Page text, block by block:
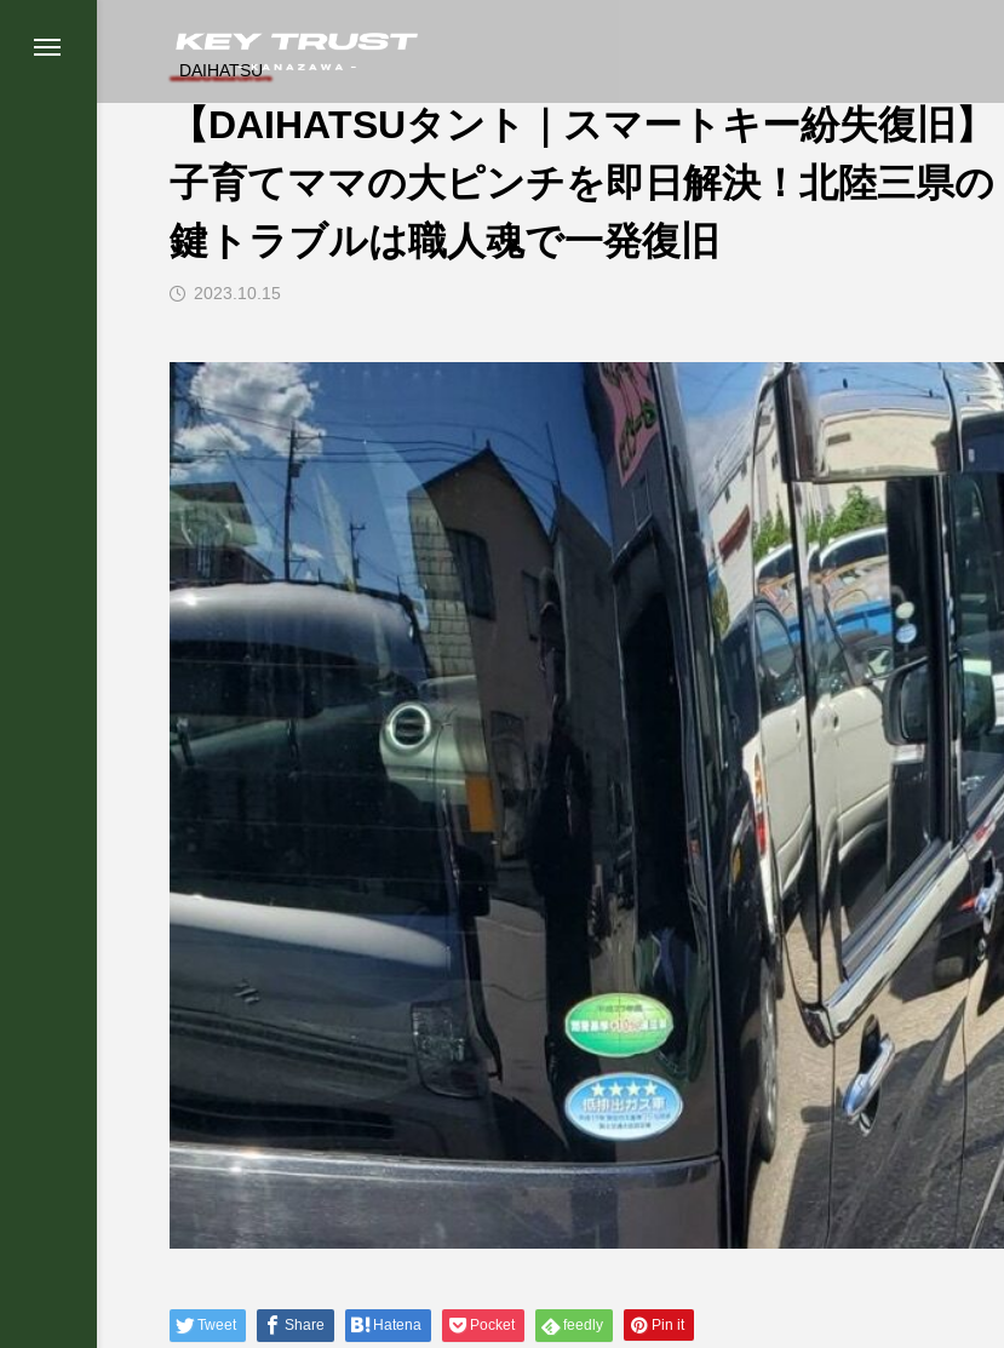
DAIHATSU
【DAIHATSUタント｜スマートキー紛失復旧】
子育てママの大ピンチを即日解決！北陸三県の
鍵トラブルは職人魂で一発復旧
2023.10.15
Tweet Share Hatena Pocket feedly Pin it